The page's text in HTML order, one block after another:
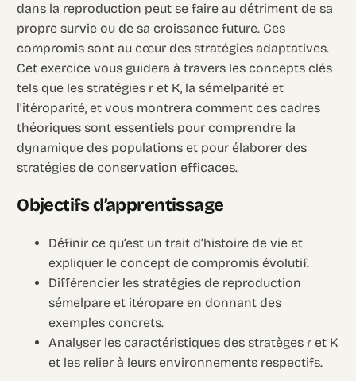
dans la reproduction peut se faire au détriment de sa
propre survie ou de sa croissance future. Ces
compromis sont au cœur des stratégies adaptatives.
Cet exercice vous guidera à travers les concepts clés
tels que les stratégies r et K, la sémelparité et
l’itéroparité, et vous montrera comment ces cadres
théoriques sont essentiels pour comprendre la
dynamique des populations et pour élaborer des
stratégies de conservation efficaces.
Objectifs d’apprentissage
Définir ce qu’est un trait d’histoire de vie et
expliquer le concept de compromis évolutif.
Différencier les stratégies de reproduction
sémelpare et itéropare en donnant des
exemples concrets.
Analyser les caractéristiques des stratèges r et K
et les relier à leurs environnements respectifs.